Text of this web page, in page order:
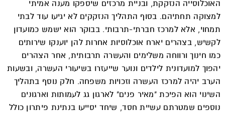
האוכלוסייה הנזקקת, ובניית מרכזים שיספקו מענה אמיתי
למצוקה תחתיהם. בסוף התהליך הנזקקים לא יגיעו עוד לבתי
תמחוי, אלא למרכז חברתי-תרבותי. בבוקר הוא ישמש כמועדון
לקשיש, בצהרים יארח אוכלוסיות אחרות להן יוענקו שירותים
כמו חינוך ורווחה משלימים והעשרה תרבותית, אחר הצהרים
יהפוך למועדונית לילדים ונוער שייעזרו בשיעורי העשרה, ובשעות
הערב יהיה למרכז העשרה וזכויות משפחה. חלק נוסף בתהליך
השינוי הוא הפיכת "מאיר פנים" לארגון גג לעמותות וארגונים
נוספים שמטרתם עשיית חסד, שיחד יסייעו בנתינת פיתרון כולל